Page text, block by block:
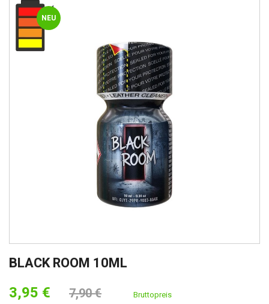
NEU
BLACK ROOM 10ML
3,95 € 7,90 € Bruttopreis